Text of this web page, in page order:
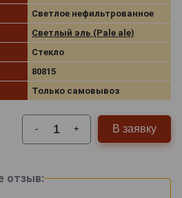
Светлое нефильтрованное
Светлый эль (Pale ale)
Стекло
80815
Только самовывоз
- + В заявку
отзыв: